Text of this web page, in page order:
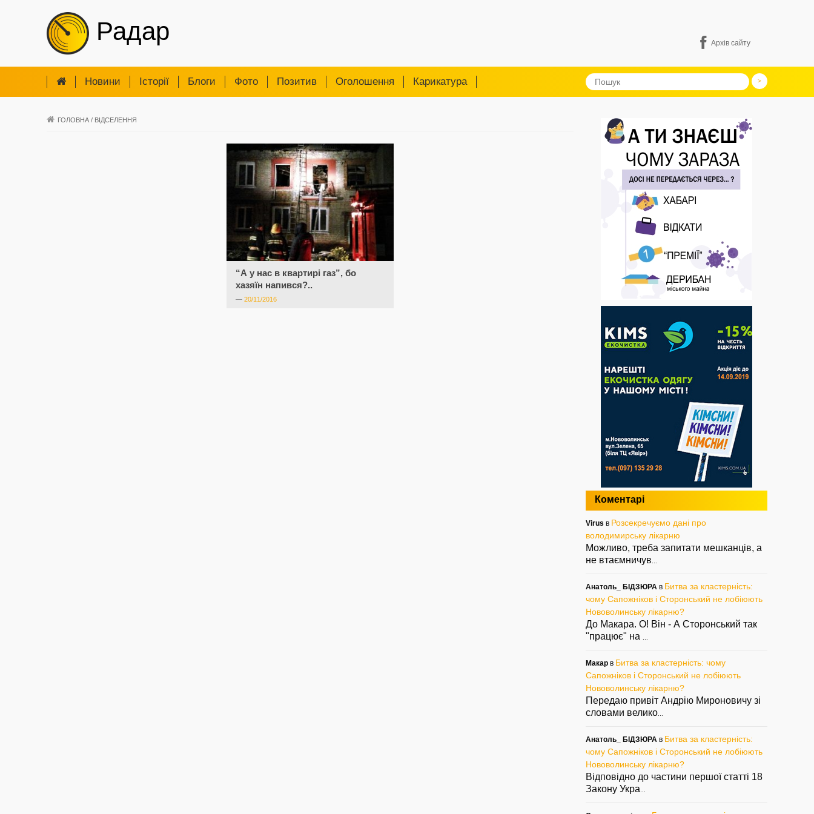
Радар Архів сайту
Новини Iсторії Блоги Фото Позитив Оголошення Карикатура
ГОЛОВНА / ВІДСЕЛЕННЯ
“А у нас в квартирі газ”, бо
хазяїн напився?..
— 20/11/2016
Коментарі
Virus в Розсекречуємо дані про
володимирську лікарню
Можливо, треба запитати мешканців, а
не втаємничув
Анатоль_ БІДЗЮРА в Битва за кластерність:
чому Сапожніков і Сторонський не лобіюють
Нововолинську лікарню?
До Макара. О! Він - А Сторонський так
"працює" на
Макар в Битва за кластерність: чому
Сапожніков і Сторонський не лобіюють
Нововолинську лікарню?
Передаю привіт Андрію Мироновичу зі
словами велико
Анатоль_ БІДЗЮРА в Битва за кластерність:
чому Сапожніков і Сторонський не лобіюють
Нововолинську лікарню?
Відповідно до частини першої статті 18
Закону Укра